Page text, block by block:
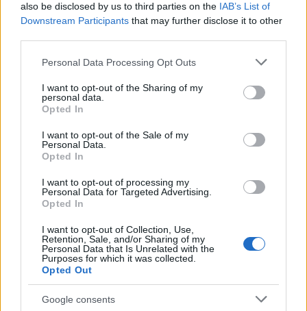
also be disclosed by us to third parties on the IAB’s List of
Downstream Participants that may further disclose it to other
Please note that this website/app uses one or more Google
not limited to your visit or usage behaviour. You may click to
grant or deny consent to Google and its third-party tags to
use your data for below specified purposes in below Google
consent section.
Personal Data Processing Opt Outs
I want to opt-out of the Sharing of my
personal data.
Opted In
I want to opt-out of the Sale of my
Personal Data.
Opted In
I want to opt-out of processing my
Personal Data for Targeted Advertising.
Opted In
I want to opt-out of Collection, Use,
Retention, Sale, and/or Sharing of my
Personal Data that Is Unrelated with the
Purposes for which it was collected.
Opted Out
Google consents
Κατά τη διάρκεια της οικονομικής κρίσης στην
Ελλάδα,ίδρυσε τη μη κερδοσκοπική
της οποίας βοήθησε νέους να βελτιώσουν τα
βιογραφικά τους για αιτήσεις εργασίας ή σπουδών
στο εξωτερικό.
Ο Στέφανος ζει στο Miami των ΗΠΑ. Μιλά άπταιστα
Αγγλικά, Γερμανικά, Γαλλικά και Ισπανικά. Είναι
ιδιαίτερα φιλόζωος και ευαισθητοποιημένος σε